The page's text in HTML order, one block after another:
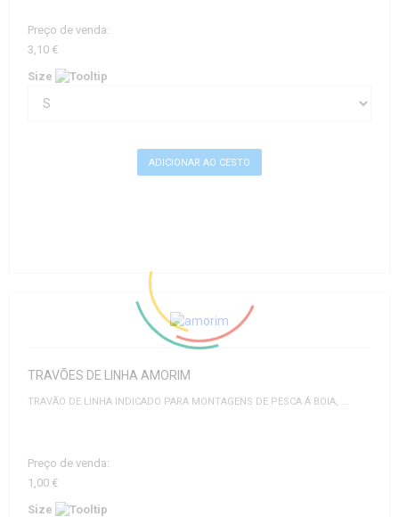
Preço de venda:
3,10 €
Size
TRAVÕES DE LINHA AMORIM
TRAVÃO DE LINHA INDICADO PARA MONTAGENS DE PESCA Á BOIA, ...
Preço de venda:
1,00 €
Size